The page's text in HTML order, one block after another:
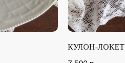
КУЛОН-ЛОКЕТ